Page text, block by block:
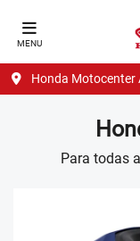
MENU
Honda Motocenter
Para todas